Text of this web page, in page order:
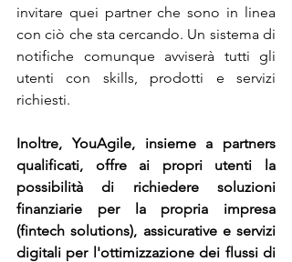
invitare quei partner che sono in linea
con ciò che sta cercando. Un sistema di
notifiche comunque avviserà tutti gli
utenti con skills, prodotti e servizi
richiesti.
Inoltre, YouAgile, insieme a partners
qualificati, offre ai propri utenti la
possibilità di richiedere soluzioni
finanziarie per la propria impresa
(fintech solutions), assicurative e servizi
digitali per l'ottimizzazione dei flussi di